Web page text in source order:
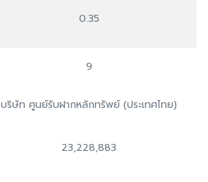
0.35
9
บริษัท ศูนย์รับฝากหลักทรัพย์ (ประเทศไทย)
23,228,883